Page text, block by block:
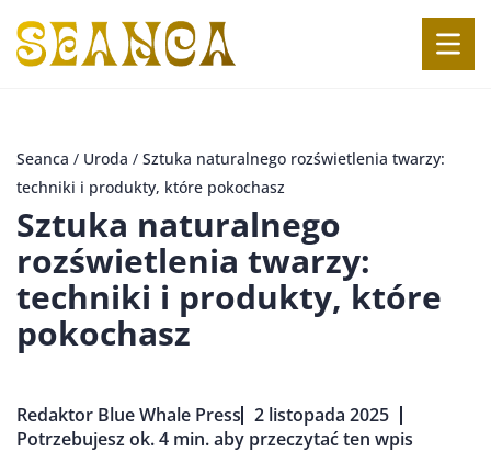
Seanca / Uroda / Sztuka naturalnego rozświetlenia twarzy:
techniki i produkty, które pokochasz
Sztuka naturalnego
rozświetlenia twarzy:
techniki i produkty, które
pokochasz
Redaktor Blue Whale Press 2 listopada 2025
Potrzebujesz ok. 4 min. aby przeczytać ten wpis